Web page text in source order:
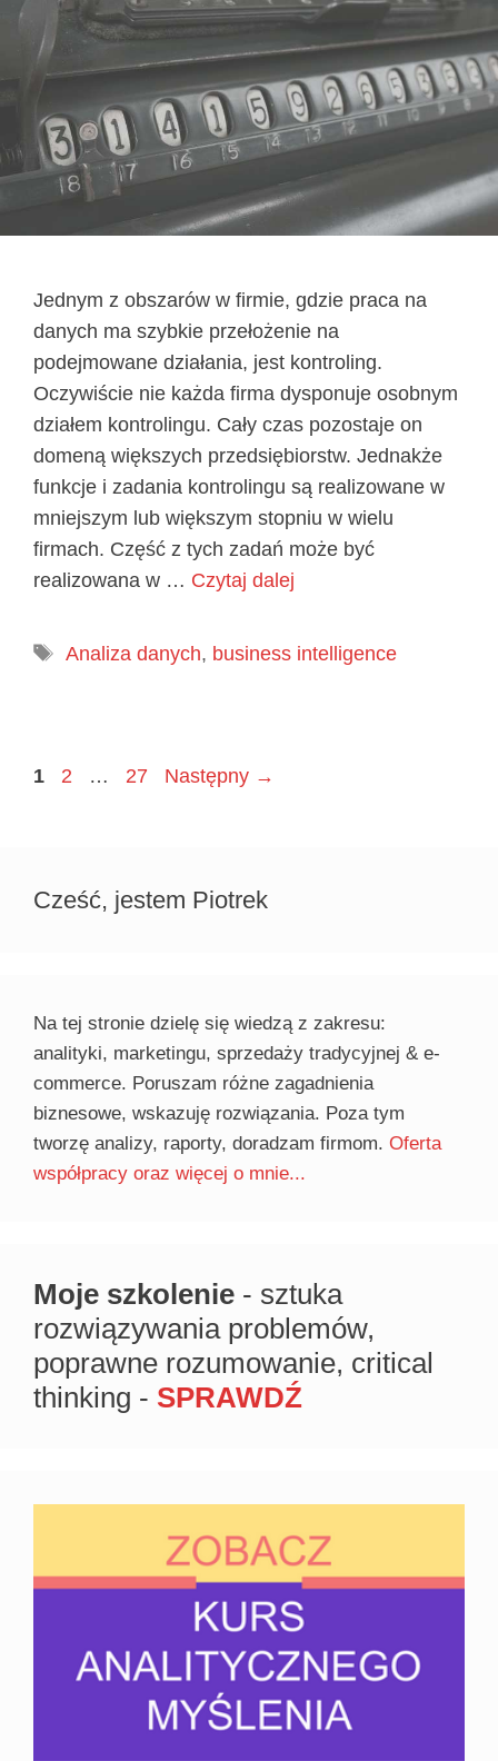
Jednym z obszarów w firmie, gdzie praca na
danych ma szybkie przełożenie na
podejmowane działania, jest kontroling.
Oczywiście nie każda firma dysponuje osobnym
działem kontrolingu. Cały czas pozostaje on
domeną większych przedsiębiorstw. Jednakże
funkcje i zadania kontrolingu są realizowane w
mniejszym lub większym stopniu w wielu
firmach. Część z tych zadań może być
realizowana w … Czytaj dalej
Tagi
Analiza danych, business intelligence
Page
1 Page
2 … Page
27 Następny →
Cześć, jestem Piotrek
Na tej stronie dzielę się wiedzą z zakresu:
analityki, marketingu, sprzedaży tradycyjnej & e-
commerce. Poruszam różne zagadnienia
biznesowe, wskazuję rozwiązania. Poza tym
tworzę analizy, raporty, doradzam firmom. Oferta
współpracy oraz więcej o mnie...
Moje szkolenie - sztuka
rozwiązywania problemów,
poprawne rozumowanie, critical
thinking - SPRAWDŹ